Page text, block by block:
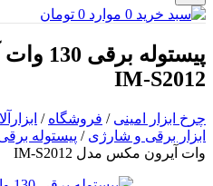
0 موارد 0 تومان
IM-S2012
چرخ ابزار امینی / فروشگاه /
ابزار برقی و شارژی / پیستوله
وات آیرون مکس مدل IM-S2012